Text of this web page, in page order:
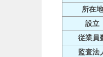
所在
設立
従業員
監査法